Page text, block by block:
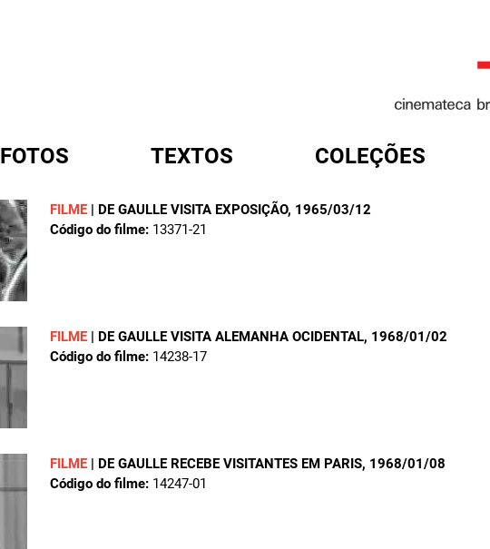
FOTOS TEXTOS COLEÇÕES
FILME | DE GAULLE VISITA EXPOSIÇÃO, 1965/03/12
Código do filme: 13371-21
FILME | DE GAULLE VISITA ALEMANHA OCIDENTAL, 1968/01/02
Código do filme: 14238-17
FILME | DE GAULLE RECEBE VISITANTES EM PARIS, 1968/01/08
Código do filme: 14247-01